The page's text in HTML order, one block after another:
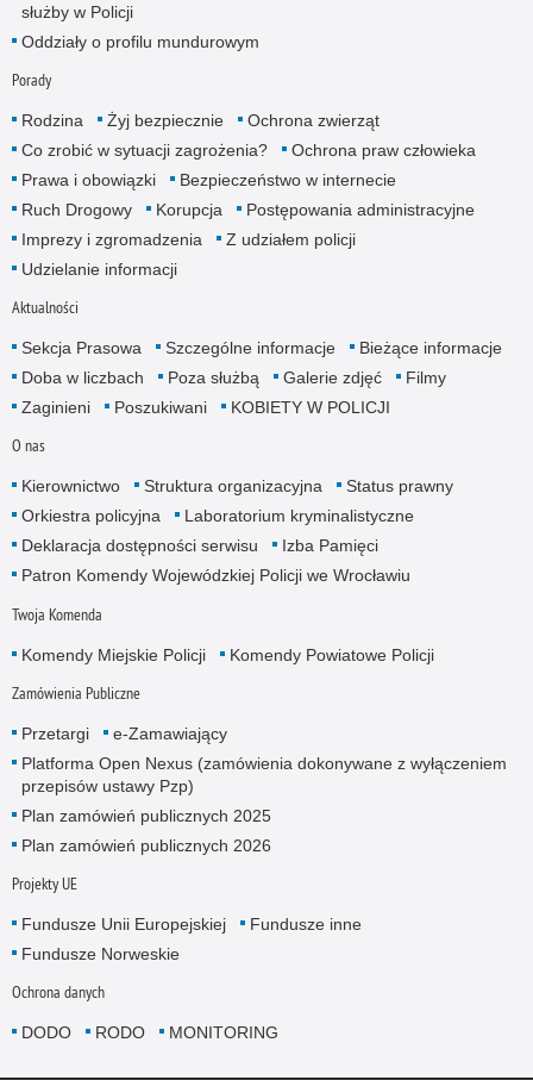
służby w Policji
Oddziały o profilu mundurowym
Porady
Rodzina Żyj bezpiecznie
Ochrona zwierząt
Co zrobić w sytuacji zagrożenia?
Ochrona praw człowieka
Prawa i obowiązki
Bezpieczeństwo w internecie
Ruch Drogowy
Korupcja
Postępowania administracyjne
Imprezy i zgromadzenia
Z udziałem policji
Udzielanie informacji
Aktualności
Sekcja Prasowa Szczególne informacje
Bieżące informacje
Doba w liczbach
Poza służbą Galerie zdjęć
Filmy
Zaginieni
Poszukiwani KOBIETY W POLICJI
O nas
Kierownictwo Struktura organizacyjna
Status prawny
Orkiestra policyjna
Laboratorium kryminalistyczne
Deklaracja dostępności serwisu
Izba Pamięci
Patron Komendy Wojewódzkiej Policji we Wrocławiu
Twoja Komenda
Komendy Miejskie Policji Komendy Powiatowe Policji
Zamówienia Publiczne
Przetargi
e-Zamawiający
Platforma Open Nexus (zamówienia dokonywane z wyłączeniem
przepisów ustawy Pzp)
Plan zamówień publicznych 2025
Plan zamówień publicznych 2026
Projekty UE
Fundusze Unii Europejskiej
Fundusze inne
Fundusze Norweskie
Ochrona danych
DODO RODO MONITORING